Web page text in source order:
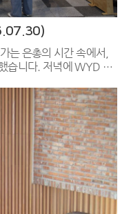
는 은총의 시간 속에서,
에 WYD 십
양 소리, 그리고 WYD 상
께서 감사드립니다. 다
순교성지로 잘 보내드렸